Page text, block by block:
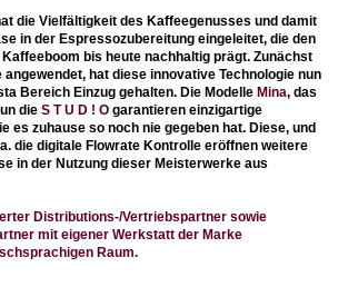
die Vielfältigkeit des Kaffeegenusses und damit
in der Espressozubereitung eingeleitet, die den
bis heute nachhaltig prägt. Zunächst
hat diese innovative Technologie nun
Bereich Einzug gehalten. Die Modelle Mina, das
die S T U D ! O garantieren einzigartige
es zuhause so noch nie gegeben hat. Diese, und
die digitale Flowrate Kontrolle eröffnen weitere
in der Nutzung dieser Meisterwerke aus
Distributions-/Vertriebspartner sowie
mit eigener Werkstatt der Marke
Raum.